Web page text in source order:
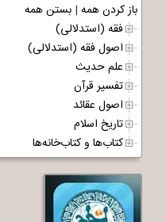
باز کردن همه | بستن همه
فقه (استدلالی)
اصول فقه (استدلالی)
علم حدیث
تفسیر قرآن
اصول عقائد
تاریخ اسلام
کتاب‌ها و کتاب‌خانه‌ها